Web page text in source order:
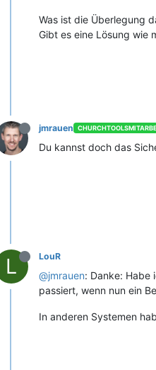
Was ist die Überlegung
Gibt es eine Lösung wie
jmrauen
Du kannst doch das
L LouR
@jmrauen: Danke: Habe
passiert, wenn nun ein
In anderen Systemen